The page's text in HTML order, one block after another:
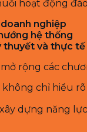
hoạt động
nghiệp
hệ thống
thuyết và thực tế
rộng các
chỉ hiểu
dựng năng